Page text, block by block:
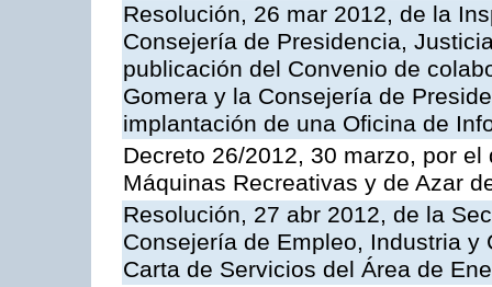
Resolución, 26 mar 2012, de la
Consejería de Presidencia,
publicación del Convenio de
Gomera y la Consejería de
implantación de una Oficina de
Decreto 26/2012, 30 marzo, por
Máquinas Recreativas y de Azar
Resolución, 27 abr 2012, de la
Consejería de Empleo, Industria
Carta de Servicios del Área de